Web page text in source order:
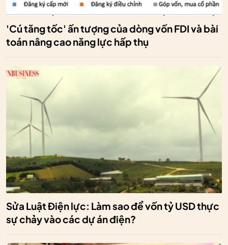
'Cú tăng tốc' ấn tượng của dòng vốn FDI và bài
toán nâng cao năng lực hấp thụ
Sửa Luật Điện lực: Làm sao để vốn tỷ USD thực
sự chảy vào các dự án điện?